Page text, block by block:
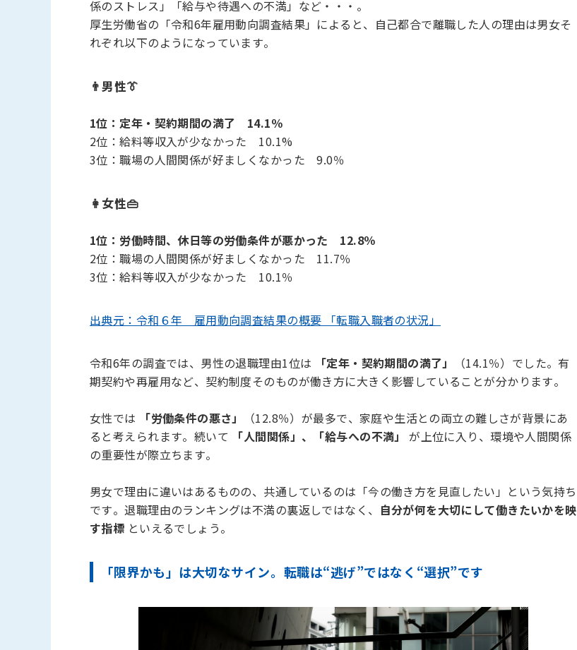
係のストレス」「給与や待遇への不満」など・・・。
厚生労働省の「令和6年雇用動向調査結果」によると、自己都合で離職した人の理由は男女そ
れぞれ以下のようになっています。
👨男性👔
1位：定年・契約期間の満了 14.1％
2位：給料等収入が少なかった 10.1%
3位：職場の人間関係が好ましくなかった 9.0％
👩女性👜
1位：労働時間、休日等の労働条件が悪かった 12.8％
2位：職場の人間関係が好ましくなかった 11.7％
3位：給料等収入が少なかった 10.1％
出典元：令和６年 雇用動向調査結果の概要 「転職入職者の状況」
令和6年の調査では、男性の退職理由1位は 「定年・契約期間の満了」
（14.1％）でした。有
期契約や再雇用など、契約制度そのものが働き方に大きく影響していることが分かります。
女性では 「労働条件の悪さ」
（12.8％）が最多で、家庭や生活との両立の難しさが背景にあ
ると考えられます。続いて
「人間関係」、「給与への不満」
が上位に入り、環境や人間関係
の重要性が際立ちます。
男女で理由に違いはあるものの、共通しているのは「今の働き方を見直したい」という気持ち
です。退職理由のランキングは不満の裏返しではなく、 自分が何を大切にして働きたいかを映
す指標 といえるでしょう。
「限界かも」は大切なサイン。転職は“逃げ”ではなく“選択”です